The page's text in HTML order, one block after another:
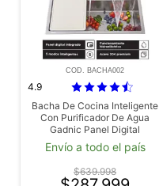
COD. BACHA002
4.9
Bacha De Cocina Inteligente
Con Purificador De Agua
Gadnic Panel Digital
75x46x23cm Acero
Inoxidable
Envío a todo el país
$639.998